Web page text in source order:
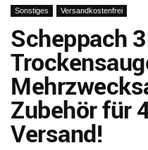
Sonstiges Versandkostenfrei
Scheppach
Zubehör für
Versand!